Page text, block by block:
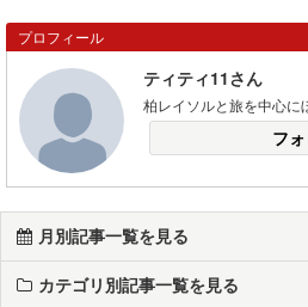
プロフィール
ティティ11さん
柏レイソルと旅を中心に
フ
月別記事一覧を見る
カテゴリ別記事一覧を見る